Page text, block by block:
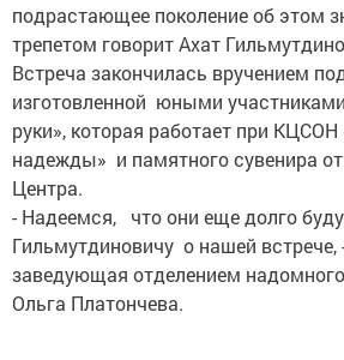
подрастающее поколение об этом
трепетом говорит Ахат
Встреча закончилась вручением
изготовленной юными
руки», которая работает при КЦСОН
надежды» и памятного сувенира
Центра.
- Надеемся, что они еще долго
Гильмутдиновичу о нашей встрече,
заведующая отделением
Ольга Платончева.